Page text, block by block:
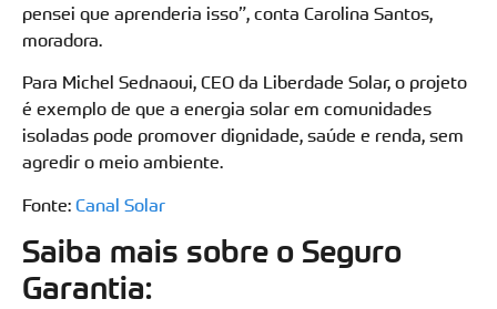
pensei que aprenderia isso”, conta Carolina Santos,
moradora.
Para Michel Sednaoui, CEO da Liberdade Solar, o projeto
é exemplo de que a energia solar em comunidades
isoladas pode promover dignidade, saúde e renda, sem
agredir o meio ambiente.
Fonte: Canal Solar
Saiba mais sobre o Seguro
Garantia: